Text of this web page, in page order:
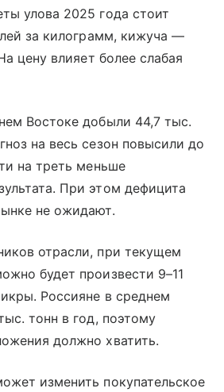
улова 2025 года стоит
за килограмм, кижуча —
цену влияет более слабая
Востоке добыли 44,7 тыс.
на весь сезон повысили до
на треть меньше
При этом дефицита
не ожидают.
отрасли, при текущем
будет произвести 9–11
Россияне в среднем
тонн в год, поэтому
должно хватить.
изменить покупательское